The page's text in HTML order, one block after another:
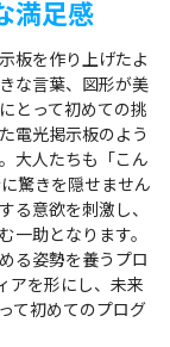
満足感
板を作り上げたよ
な言葉、図形が美
とって初めての挑
電光掲示板のよう
大人たちも「こん
驚きを隠せません
る意欲を刺激し、
助となります。
る姿勢を養うプロ
アを形にし、未来
て初めてのプログ